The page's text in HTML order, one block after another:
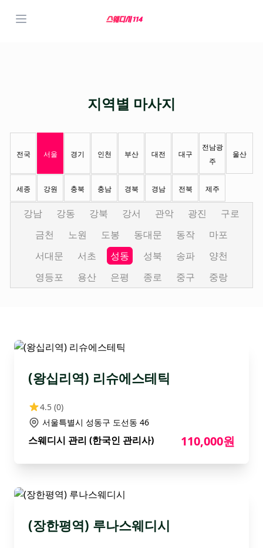
지역별 마사지
전국 서울 경기 인천 부산 대전 대구
전남광
주
울산
세종 강원 충북 충남 경북 경남 전북 제주
강남 강동 강북 강서 관악 광진
구로
금천
노원 도봉 동대문 동작
마포
서대문
서초 성동 성북 송파
양천
영등포
용산 은평 종로 중구 중랑
(왕십리역) 리슈에스테틱
4.5 (0)
서울특별시 성동구 도선동 46
스웨디시 관리 (한국인 관리사) 110,000원
(장한평역) 루나스웨디시